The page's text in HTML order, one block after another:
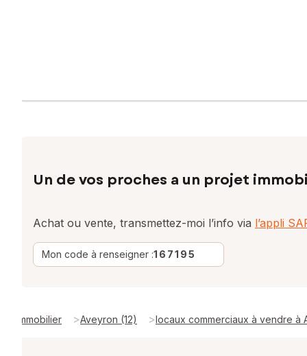
Un de vos proches a un projet
Achat ou vente, transmettez-moi l’info via l’appli
Mon code à renseigner :167195
Immobilier >Aveyron (12) >locaux commerciaux à vendre à